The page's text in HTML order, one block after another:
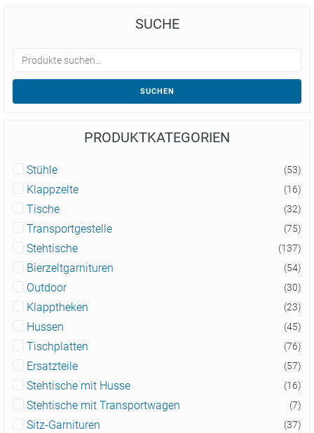
SUCHE
SUCHEN
PRODUKTKATEGORIEN
Stühle (53)
Klappzelte (16)
Tische (32)
Transportgestelle (75)
Stehtische (137)
Bierzeltgarnituren (54)
Outdoor (30)
Klapptheken (23)
Hussen (45)
Tischplatten (76)
Ersatzteile (57)
Stehtische mit Husse (16)
Stehtische mit Transportwagen (7)
Sitz-Garnituren (37)